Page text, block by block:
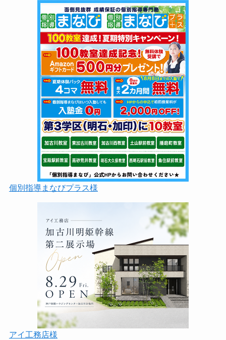
個別指導まなびプラス様
アイ工務店様